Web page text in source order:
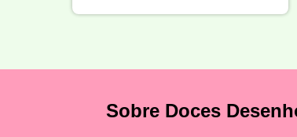
Sobre Doces